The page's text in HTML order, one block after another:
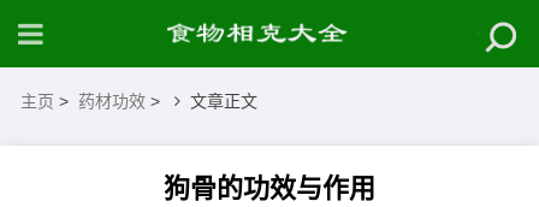
主页 > 药材功效 > 文章正文
狗骨的功效与作用